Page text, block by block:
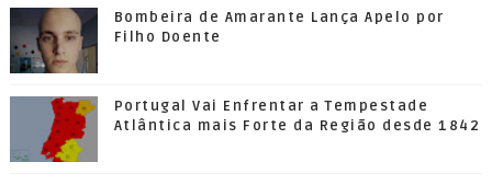
Bombeira de Amarante Lança Apelo por
Filho Doente
Portugal Vai Enfrentar a Tempestade
Atlântica mais Forte da Região desde 1842